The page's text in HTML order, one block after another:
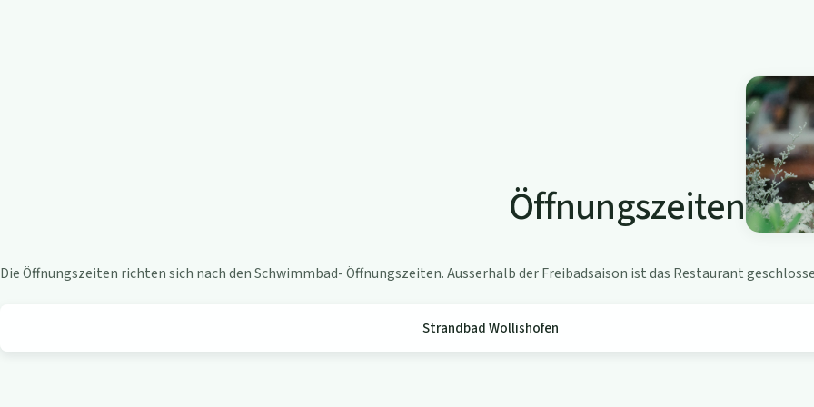
r
a
Öffnungszeiten
Die Öffnungszeiten richten sich nach den Schwimmbad- Öffnungszeiten. Ausserhalb der Freibadsaison ist das Restaurant
Strandbad Wollishofen